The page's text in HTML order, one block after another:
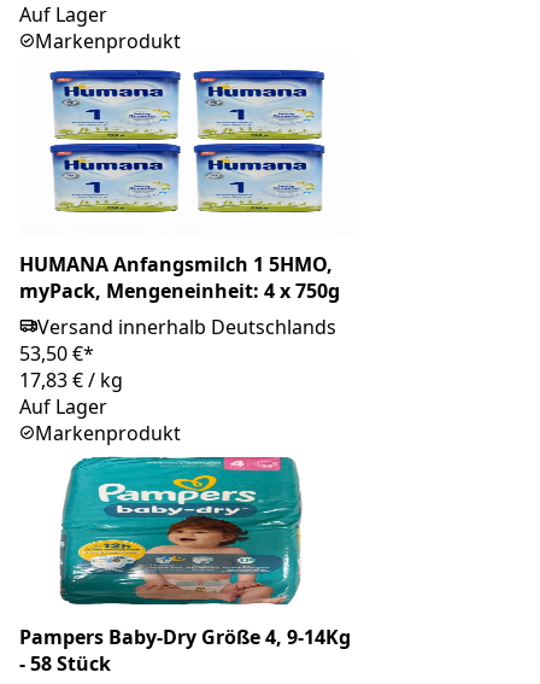
Auf Lager
Markenprodukt
HUMANA Anfangsmilch 1 5HMO,
myPack, Mengeneinheit: 4 x 750g
Versand innerhalb Deutschlands
53,50 €*
17,83 €/ kg
Auf Lager
Markenprodukt
Pampers Baby-Dry Größe 4, 9-14Kg
- 58 Stück